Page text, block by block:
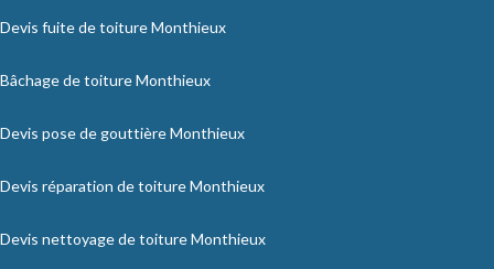
Devis fuite de toiture Monthieux
Bâchage de toiture Monthieux
Devis pose de gouttière Monthieux
Devis réparation de toiture Monthieux
Devis nettoyage de toiture Monthieux